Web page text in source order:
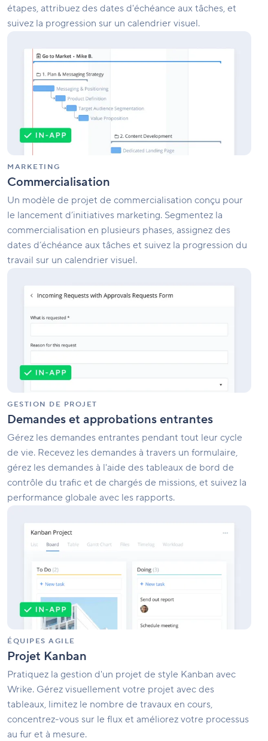
étapes, attribuez des dates d'échéance aux tâches, et
suivez la progression sur un calendrier visuel.
MARKETING
Commercialisation
Un modèle de projet de commercialisation conçu pour
le lancement d’initiatives marketing. Segmentez la
commercialisation en plusieurs phases, assignez des
dates d’échéance aux tâches et suivez la progression du
travail sur un calendrier visuel.
GESTION DE PROJET
Demandes et approbations entrantes
Gérez les demandes entrantes pendant tout leur cycle
de vie. Recevez les demandes à travers un formulaire,
gérez les demandes à l'aide des tableaux de bord de
contrôle du trafic et de chargés de missions, et suivez la
performance globale avec les rapports.
approbations
ÉQUIPES AGILE
Projet Kanban
Pratiquez la gestion d'un projet de style Kanban avec
Wrike. Gérez visuellement votre projet avec des
tableaux, limitez le nombre de travaux en cours,
concentrez-vous sur le flux et améliorez votre processus
au fur et à mesure.